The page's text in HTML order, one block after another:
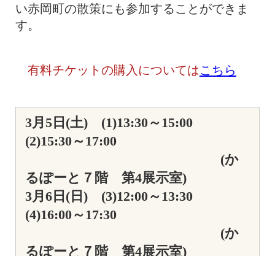
い赤岡町の散策にも参加することができま
す。
有料チケットの購入についてはこちら
3月5日(土) (1)13:30～15:00
(2)15:30～17:00
(か
るぽーと７階 第4展示室)
3月6日(日) (3)12:00～13:30
(4)16:00～17:30
(か
るぽーと７階 第4展示室)